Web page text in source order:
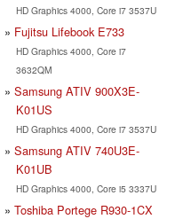
HD Graphics 4000, Core i7 3537U
Fujitsu Lifebook E733
HD Graphics 4000, Core i7
3632QM
Samsung ATIV 900X3E-
K01US
HD Graphics 4000, Core i7 3537U
Samsung ATIV 740U3E-
K01UB
HD Graphics 4000, Core i5 3337U
Toshiba Portege R930-1CX